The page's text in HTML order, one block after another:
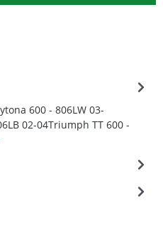
600 - 806LW 03-
02-04Triumph TT 600 -